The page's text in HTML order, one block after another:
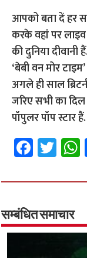
आपको बता दें हर
करके वहां पर लाइव
की दुनिया
‘बेबी वन मोर
अगले ही साल
जरिए सभी का
पॉपुलर पॉप स्टार हैं.
Fa
ce
b
o
o
k
T
wi
tt
er
सम्बंधित समाचार